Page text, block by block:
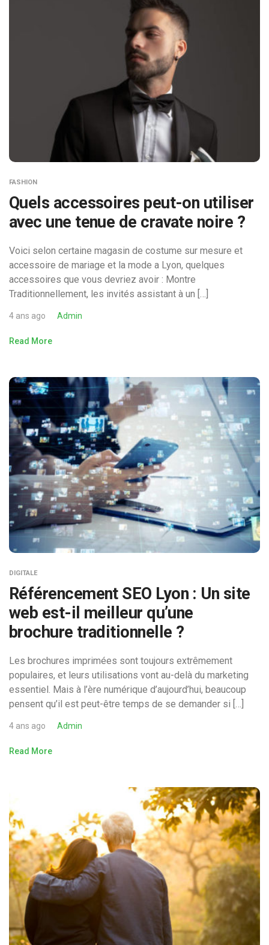
FASHION
Quels accessoires peut-on utiliser
avec une tenue de cravate noire ?
Voici selon certaine magasin de costume sur mesure et
accessoire de mariage et la mode a Lyon, quelques
accessoires que vous devriez avoir : Montre
Traditionnellement, les invités assistant à un […]
4 ans ago Admin
Read More
DIGITALE
Référencement SEO Lyon : Un site
web est-il meilleur qu’une
brochure traditionnelle ?
Les brochures imprimées sont toujours extrêmement
populaires, et leurs utilisations vont au-delà du marketing
essentiel. Mais à l’ère numérique d’aujourd’hui, beaucoup
pensent qu’il est peut-être temps de se demander si […]
4 ans ago Admin
Read More